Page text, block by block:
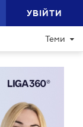
УВІЙТИ
Теми